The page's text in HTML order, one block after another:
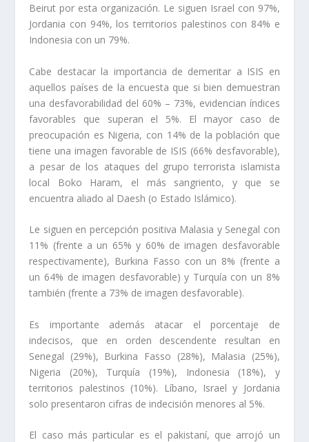
Beirut por esta organización. Le siguen Israel con 97%,
Jordania con 94%, los territorios palestinos con 84% e
Indonesia con un 79%.
Cabe destacar la importancia de demeritar a ISIS en
aquellos países de la encuesta que si bien demuestran
una desfavorabilidad del 60% – 73%, evidencian índices
favorables que superan el 5%. El mayor caso de
preocupación es Nigeria, con 14% de la población que
tiene una imagen favorable de ISIS (66% desfavorable),
a pesar de los ataques del grupo terrorista islamista
local Boko Haram, el más sangriento, y que se
encuentra aliado al Daesh (o Estado Islámico).
Le siguen en percepción positiva Malasia y Senegal con
11% (frente a un 65% y 60% de imagen desfavorable
respectivamente), Burkina Fasso con un 8% (frente a
un 64% de imagen desfavorable) y Turquía con un 8%
también (frente a 73% de imagen desfavorable).
Es importante además atacar el porcentaje de
indecisos, que en orden descendente resultan en
Senegal (29%), Burkina Fasso (28%), Malasia (25%),
Nigeria (20%), Turquía (19%), Indonesia (18%), y
territorios palestinos (10%). Líbano, Israel y Jordania
solo presentaron cifras de indecisión menores al 5%.
El caso más particular es el pakistaní, que arrojó un